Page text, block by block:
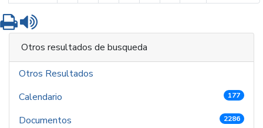
Imprimir
Otros resultados de busqueda
Otros Resultados
Calendario
177
Documentos 2286